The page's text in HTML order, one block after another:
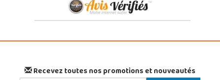
Recevez toutes nos promotions et nouveautés